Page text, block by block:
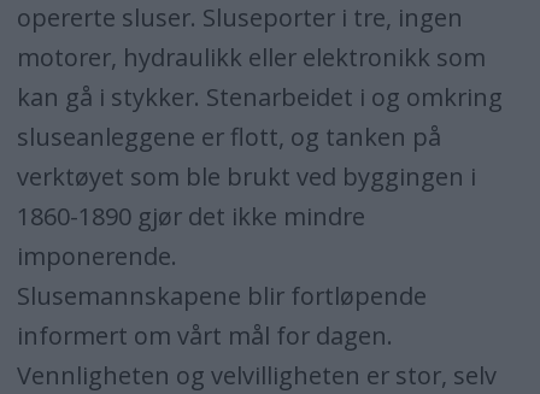
opererte sluser. Sluseporter i tre, ingen
motorer, hydraulikk eller elektronikk som
kan gå i stykker. Stenarbeidet i og omkring
sluseanleggene er flott, og tanken på
verktøyet som ble brukt ved byggingen i
1860-1890 gjør det ikke mindre
imponerende.
Slusemannskapene blir fortløpende
informert om vårt mål for dagen.
Vennligheten og velvilligheten er stor, selv